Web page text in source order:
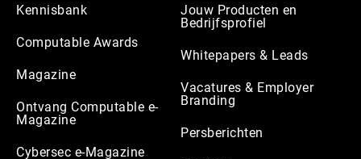
Kennisbank
Computable Awards
Magazine
Ontvang Computable e-
Magazine
Cybersec e-Magazine
Jouw Producten en
Bedrijfsprofiel
Whitepapers & Leads
Vacatures & Employer
Branding
Persberichten